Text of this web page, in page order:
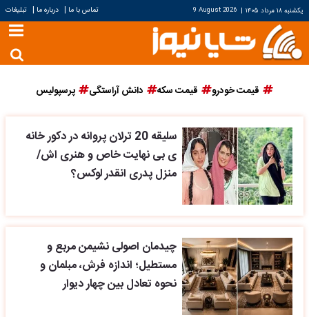
یکشنبه ۱۸ مرداد ۱۴۰۵ |
9 August 2026 تماس با ما | درباره ما | تبلیغات
قیمت خودرو قیمت سکه دانش آراستگی پرسپولیس
سلیقه 20 ترلان پروانه در دکور خانه
ی بی نهایت خاص و هنری اش/
منزل پدری انقدر لوکس؟
چیدمان اصولی نشیمن مربع و
مستطیل؛ اندازه فرش، مبلمان و
نحوه تعادل بین چهار دیوار